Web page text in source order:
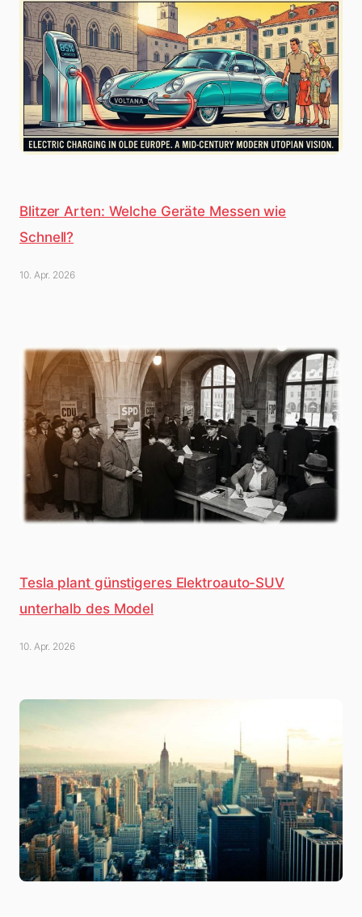
Blitzer Arten: Welche Geräte Messen wie
Schnell?
10. Apr. 2026
Tesla plant günstigeres Elektroauto-SUV
unterhalb des Model
10. Apr. 2026